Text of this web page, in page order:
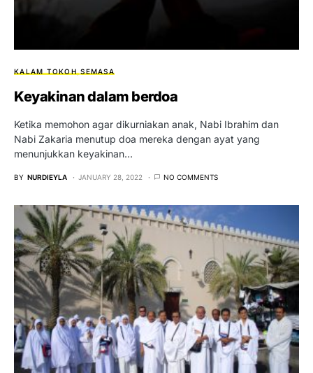
KALAM TOKOH SEMASA
Keyakinan dalam berdoa
Ketika memohon agar dikurniakan anak, Nabi Ibrahim dan
Nabi Zakaria menutup doa mereka dengan ayat yang
menunjukkan keyakinan…
BY NURDIEYLA JANUARY 28, 2022 NO COMMENTS